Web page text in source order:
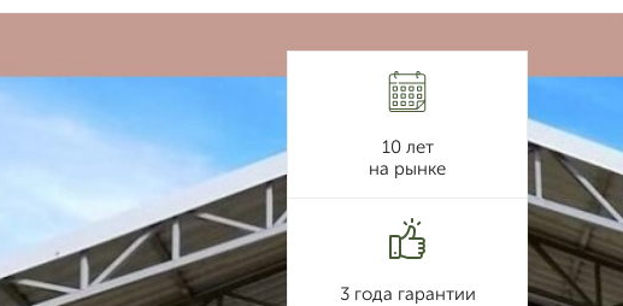
10 лет
на рынке
3 года гарантии